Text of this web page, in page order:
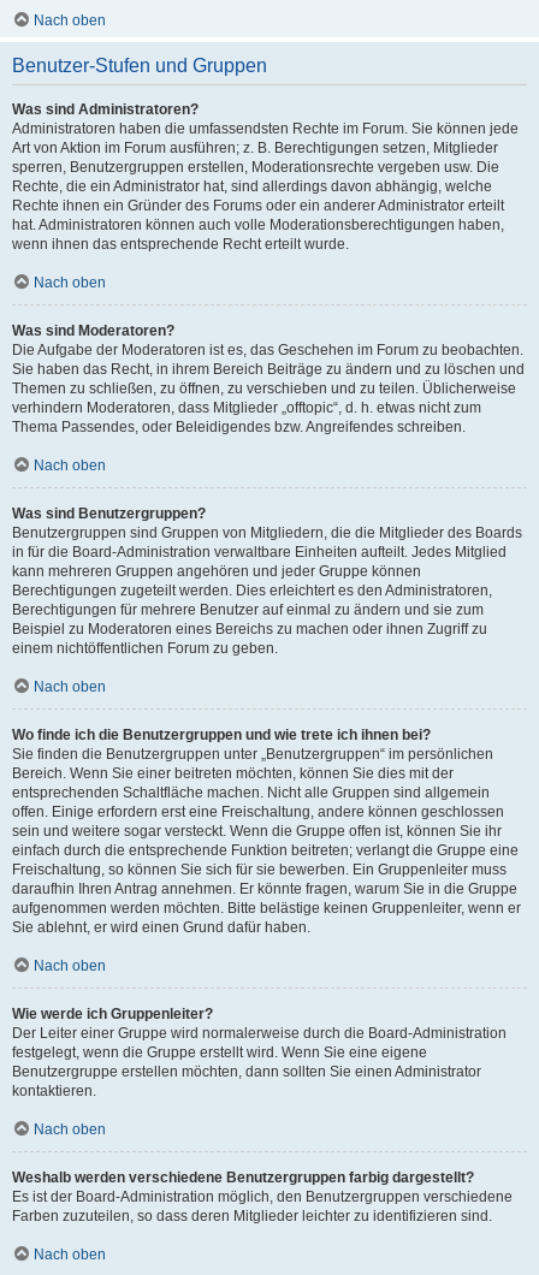
Nach oben
Benutzer-Stufen und Gruppen
Was sind Administratoren?
Administratoren haben die umfassendsten Rechte im Forum. Sie können jede
Art von Aktion im Forum ausführen; z. B. Berechtigungen setzen, Mitglieder
sperren, Benutzergruppen erstellen, Moderationsrechte vergeben usw. Die
Rechte, die ein Administrator hat, sind allerdings davon abhängig, welche
Rechte ihnen ein Gründer des Forums oder ein anderer Administrator erteilt
hat. Administratoren können auch volle Moderationsberechtigungen haben,
wenn ihnen das entsprechende Recht erteilt wurde.
Nach oben
Was sind Moderatoren?
Die Aufgabe der Moderatoren ist es, das Geschehen im Forum zu beobachten.
Sie haben das Recht, in ihrem Bereich Beiträge zu ändern und zu löschen und
Themen zu schließen, zu öffnen, zu verschieben und zu teilen. Üblicherweise
verhindern Moderatoren, dass Mitglieder „offtopic“, d. h. etwas nicht zum
Thema Passendes, oder Beleidigendes bzw. Angreifendes schreiben.
Nach oben
Was sind Benutzergruppen?
Benutzergruppen sind Gruppen von Mitgliedern, die die Mitglieder des Boards
in für die Board-Administration verwaltbare Einheiten aufteilt. Jedes Mitglied
kann mehreren Gruppen angehören und jeder Gruppe können
Berechtigungen zugeteilt werden. Dies erleichtert es den Administratoren,
Berechtigungen für mehrere Benutzer auf einmal zu ändern und sie zum
Beispiel zu Moderatoren eines Bereichs zu machen oder ihnen Zugriff zu
einem nichtöffentlichen Forum zu geben.
Nach oben
Wo finde ich die Benutzergruppen und wie trete ich ihnen bei?
Sie finden die Benutzergruppen unter „Benutzergruppen“ im persönlichen
Bereich. Wenn Sie einer beitreten möchten, können Sie dies mit der
entsprechenden Schaltfläche machen. Nicht alle Gruppen sind allgemein
offen. Einige erfordern erst eine Freischaltung, andere können geschlossen
sein und weitere sogar versteckt. Wenn die Gruppe offen ist, können Sie ihr
einfach durch die entsprechende Funktion beitreten; verlangt die Gruppe eine
Freischaltung, so können Sie sich für sie bewerben. Ein Gruppenleiter muss
daraufhin Ihren Antrag annehmen. Er könnte fragen, warum Sie in die Gruppe
aufgenommen werden möchten. Bitte belästige keinen Gruppenleiter, wenn er
Sie ablehnt, er wird einen Grund dafür haben.
Nach oben
Wie werde ich Gruppenleiter?
Der Leiter einer Gruppe wird normalerweise durch die Board-Administration
festgelegt, wenn die Gruppe erstellt wird. Wenn Sie eine eigene
Benutzergruppe erstellen möchten, dann sollten Sie einen Administrator
kontaktieren.
Nach oben
Weshalb werden verschiedene Benutzergruppen farbig dargestellt?
Es ist der Board-Administration möglich, den Benutzergruppen verschiedene
Farben zuzuteilen, so dass deren Mitglieder leichter zu identifizieren sind.
Nach oben